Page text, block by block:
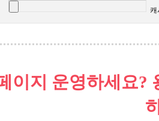
캐
이지 운영하세요?